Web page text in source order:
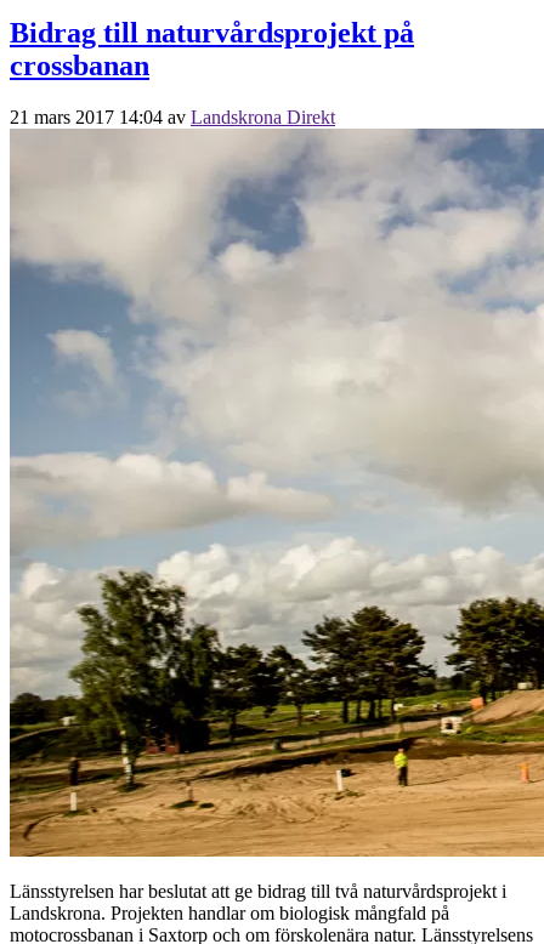
Bidrag till naturvårdsprojekt på
crossbanan
21 mars 2017 14:04 av Landskrona Direkt
Länsstyrelsen har beslutat att ge bidrag till två naturvårdsprojekt i
Landskrona. Projekten handlar om biologisk mångfald på
motocrossbanan i Saxtorp och om förskolenära natur. Länsstyrelsens